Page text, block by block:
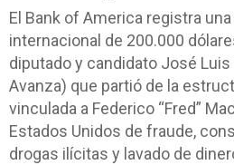
El Bank of America registra
internacional de 200.000
diputado y candidato José Luis
Avanza) que partió de la
vinculada a Federico “Fred”
Estados Unidos de fraude,
drogas ilícitas y lavado de